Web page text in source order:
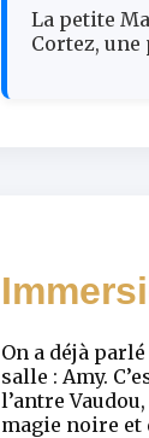
La petite
Cortez, une
On a déjà
salle : Amy.
l’antre
magie noire et